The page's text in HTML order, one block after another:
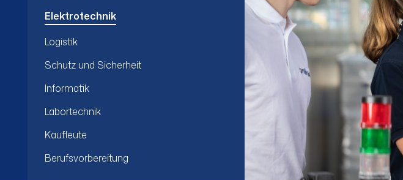
Elektrotechnik
Logistik
Schutz und Sicherheit
Informatik
Labortechnik
Kaufleute
Berufsvorbereitung